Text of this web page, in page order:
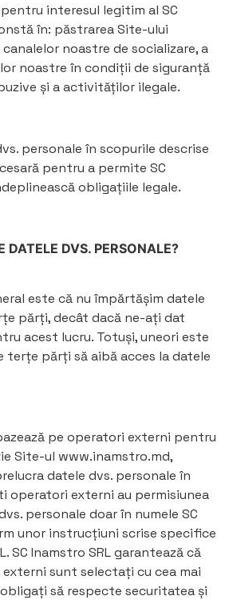
interesul legitim al SC
în: păstrarea Site-ului
noastre de socializare, a
noastre în condiții de siguranță
și a activităților ilegale.
personale în scopurile descrise
pentru a permite SC
obligațiile legale.
DATELE DVS. PERSONALE?
este că nu împărtășim datele
părți, decât dacă ne-ați dat
acest lucru. Totuși, uneori este
terțe părți să aibă acces la datele
pe operatori externi pentru
Site-ul www.inamstro.md,
datele dvs. personale în
operatori externi au permisiunea
personale doar în numele SC
unor instrucțiuni scrise specifice
SC Inamstro SRL garantează că
sunt selectați cu cea mai
să respecte securitatea și